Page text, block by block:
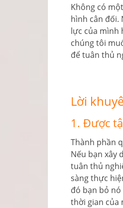
Không có
hình cân đối.
lực của mình
chúng tôi
để tuân thủ
Lời
1. Được
Thành phần
Nếu bạn xây
tuân thủ
sàng thực
đó bạn bỏ nó
thời gian của